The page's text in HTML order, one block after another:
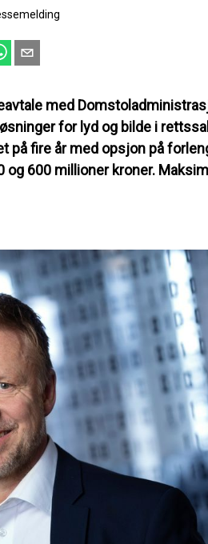
med
for lyd og bilde i
på fire år med opsjon på
600 millioner kroner.